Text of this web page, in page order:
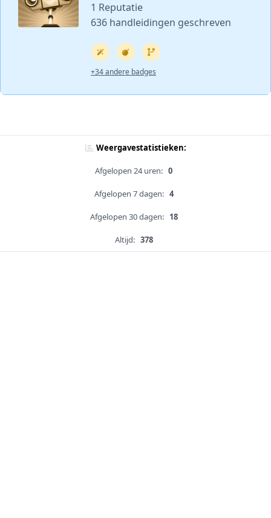
1 Reputatie
636 handleidingen geschreven
+34 andere badges
Weergavestatistieken:
Afgelopen 24 uren: 0
Afgelopen 7 dagen: 4
Afgelopen 30 dagen: 18
Altijd: 378